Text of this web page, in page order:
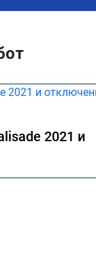
2021 и